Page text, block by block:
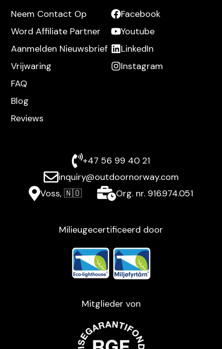
Neem Contact Op
Word Affiliate Partner
Aanmelden Nieuwsbrief
Vrijwaring
FAQ
Blog
Reviews
Facebook
Youtube
LinkedIn
Instagram
+47 56 99 40 21
inquiry@outdoornorway.com
Voss, 🇳🇴
Org. nr. 916.974.051
Milieugecertificeerd door
Mitglieder von